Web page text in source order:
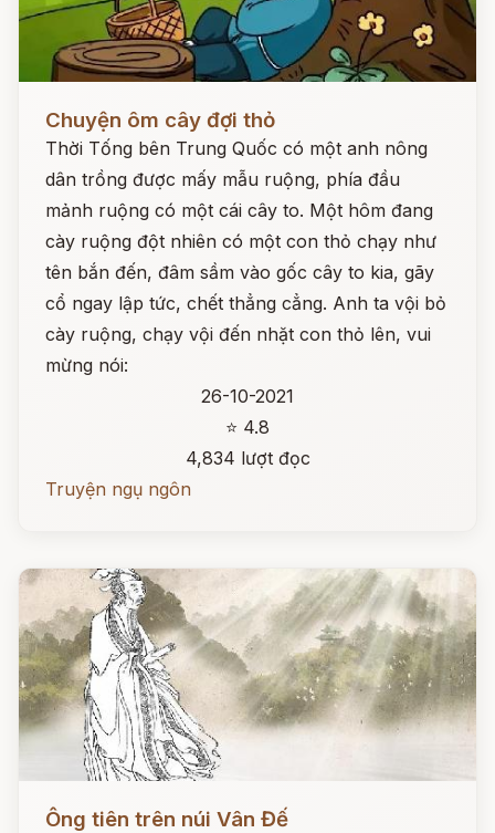
Chuyện ôm cây đợi thỏ
Thời Tống bên Trung Quốc có một anh nông
dân trồng được mấy mẫu ruộng, phía đầu
mảnh ruộng có một cái cây to. Một hôm đang
cày ruộng đột nhiên có một con thỏ chạy như
tên bắn đến, đâm sầm vào gốc cây to kia, gãy
cổ ngay lập tức, chết thẳng cẳng. Anh ta vội bỏ
cày ruộng, chạy vội đến nhặt con thỏ lên, vui
mừng nói:
26-10-2021
⭐ 4.8
4,834 lượt đọc
Truyện ngụ ngôn
Đọc ngay
Ông tiên trên núi Vân Đế